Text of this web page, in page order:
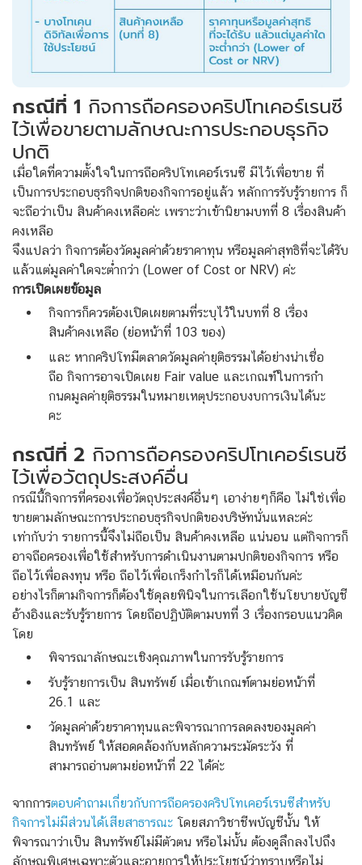
กรณีที่ 1 กิจการถือครองคริปโทเคอร์เรนซี
ไว้เพื่อขายตามลักษณะการประกอบธุรกิจ
ปกติ
เมื่อใดที่ความตั้งใจในการถือคริปโทเคอร์เรนซี มีไว้เพื่อขาย ที่
เป็นการประกอบธุรกิจปกติของกิจการอยู่แล้ว หลักการรับรู้รายการ ก็
จะถือว่าเป็น สินค้าคงเหลือค่ะ เพราะว่าเข้านิยามบทที่ 8 เรื่องสินค้า
คงเหลือ
จึงแปลว่า กิจการต้องวัดมูลค่าด้วยราคาทุน หรือมูลค่าสุทธิที่จะได้รับ
แล้วแต่มูลค่าใดจะต่ำกว่า (Lower of Cost or NRV) ค่ะ
การเปิดเผยข้อมูล
กิจการก็ควรต้องเปิดเผยตามที่ระบุไว้ในบทที่ 8 เรื่อง
สินค้าคงเหลือ (ย่อหน้าที่ 103 ของ)
และ หากคริปโทมีตลาดวัดมูลค่ายุติธรรมได้อย่างน่าเชื่อ
ถือ กิจการอาจเปิดเผย Fair value และเกณฑ์ในการกำ
กนดมูลค่ายุติธรรมในหมายเหตุประกอบงบการเงินได้นะ
คะ
กรณีที่ 2 กิจการถือครองคริปโทเคอร์เรนซี
ไว้เพื่อวัตถุประสงค์อื่น
กรณีนี้กิจการที่ครองเพื่อวัตถุประสงค์อื่นๆ เอาง่ายๆก็คือ ไม่ใช่เพื่อ
ขายตามลักษณะการประกอบธุรกิจปกติของบริษัทนั่นแหละค่ะ
เท่ากับว่า รายการนี้จึงไม่ถือเป็น สินค้าคงเหลือ แน่นอน แต่กิจการก็
อาจถือครองเพื่อใช้สำหรับการดำเนินงานตามปกติของกิจการ หรือ
ถือไว้เพื่อลงทุน หรือ ถือไว้เพื่อเกร็งกำไรก็ได้เหมือนกันค่ะ
อย่างไรก็ตามกิจการก็ต้องใช้ดุลยพินิจในการเลือกใช้นโยบายบัญชี
อ้างอิงและรับรู้รายการ โดยถือปฏิบัติตามบทที่ 3 เรื่องกรอบแนวคิด
โดย
พิจารณาลักษณะเชิงคุณภาพในการรับรู้รายการ
รับรู้รายการเป็น สินทรัพย์ เมื่อเข้าเกณฑ์ตามย่อหน้าที่
26.1 และ
วัดมูลค่าด้วยราคาทุนและพิจารณาการลดลงของมูลค่า
สินทรัพย์ ให้สอดคล้องกับหลักความระมัดระวัง ที่
สามารถอ่านตามย่อหน้าที่ 22 ได้ค่ะ
จากการตอบคำถามเกี่ยวกับการถือครองคริปโทเคอร์เรนซีสำหรับ
กิจการไม่มีส่วนได้เสียสาธารณะ โดยสภาวิชาชีพบัญชีนั้น ให้
พิจารณาว่าเป็น สินทรัพย์ไม่มีตัวตน หรือไม่นั้น ต้องดูลึกลงไปถึง
ลักษณพิเศษเฉพาะตัวและอายุการให้ประโยชน์ว่าทราบหรือไม่